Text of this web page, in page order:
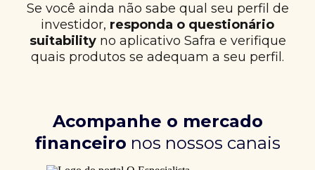
Se você ainda não sabe qual seu perfil de
investidor, responda o questionário
suitabilityno aplicativo Safra e verifique
quais produtos se adequam a seu perfil.
Acompanhe o mercado
financeiro nos nossos canais